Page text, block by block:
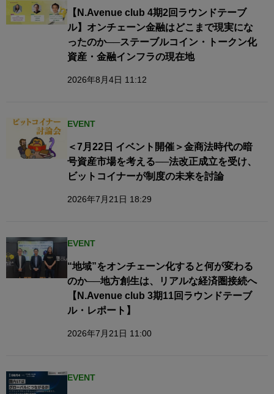
【N.Avenue club 4期2回ラウンドテーブ
ル】オンチェーン金融はどこまで現実にな
ったのか──ステーブルコイン・トークン化
資産・金融インフラの現在地
2026年8月4日 11:12
EVENT
＜7月22日 イベント開催＞金商法時代の暗
号資産市場を考える──法改正成立を受け、
ビットコイナーが制度の未来を討論
2026年7月21日 18:29
EVENT
“地域”をオンチェーン化すると何が変わる
のか──地方創生は、リアルな経済圏接続へ​
【N.Avenue club 3期11回ラウンドテーブ
ル・レポート】
2026年7月21日 11:00
EVENT